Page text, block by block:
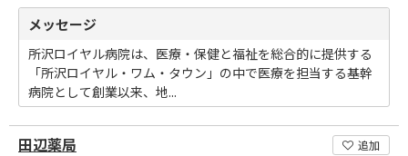
メッセージ
所沢ロイヤル病院は、医療・保健と福祉を総合的に提供する
「所沢ロイヤル・ワム・タウン」の中で医療を担当する基幹
病院として創業以来、地...
田辺薬局 追加